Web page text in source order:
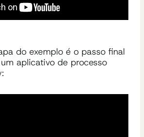
do exemplo é o passo final
aplicativo de processo